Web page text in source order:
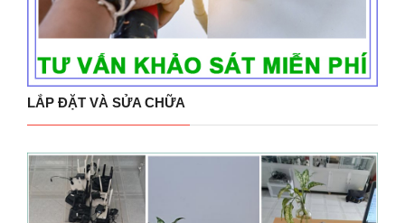
LẮP ĐẶT VÀ SỬA CHỮA